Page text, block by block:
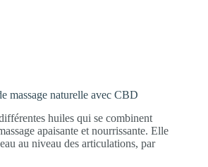
massage naturelle avec CBD
huiles qui se combinent
apaisante et nourrissante. Elle
au niveau des articulations, par